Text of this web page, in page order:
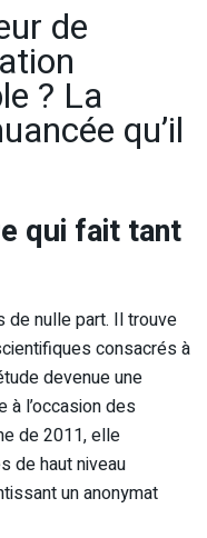
de
? La
qu’il
qui fait tant
de nulle part. Il trouve
consacrés à
devenue une
à l’occasion des
de 2011, elle
de haut niveau
un anonymat